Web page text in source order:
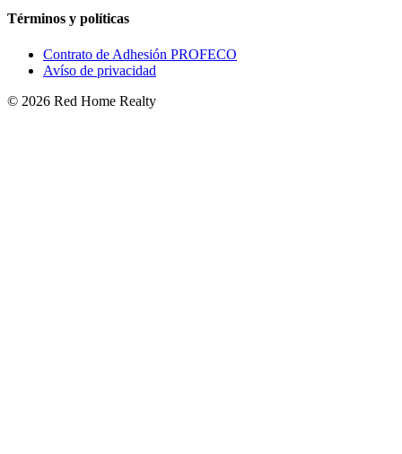
Términos y políticas
Contrato de Adhesión PROFECO
Avíso de privacidad
© 2026 Red Home Realty